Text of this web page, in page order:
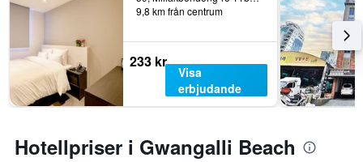
9,8 km från centrum
233 kr
Visa
erbjudande
Hotellpriser i Gwangalli Beach